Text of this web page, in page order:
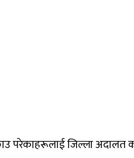
परेकाहरूलाई जिल्ला अदालत